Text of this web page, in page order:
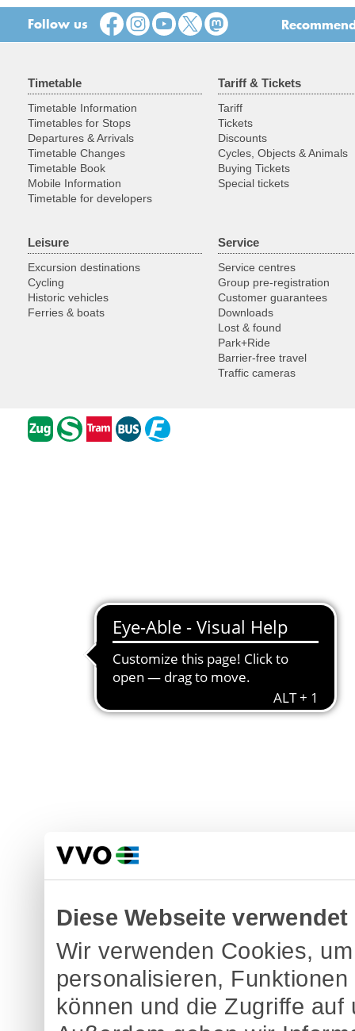
Diese Webseite
Wir verwenden Cookies,
personalisieren,
können und die Zugriffe
Follow us
Timetable
Timetable Information
Timetables for Stops
Departures & Arrivals
Timetable Changes
Timetable Book
Mobile Information
Timetable for developers
Tariff & Tickets
Tariff
Tickets
Discounts
Cycles, Objects & Animals
Buying Tickets
Special tickets
Leisure
Excursion destinations
Cycling
Historic vehicles
Ferries & boats
Service
Service centres
Group pre-registration
Customer guarantees
Downloads
Lost & found
Park+Ride
Barrier-free travel
Traffic cameras